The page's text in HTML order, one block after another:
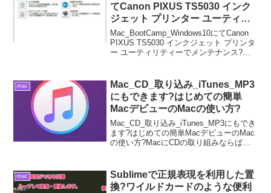
てCanon PIXUS TS5030 インク
ジェット プリンター ユーティリ
ティーでメンテナンス?はじめて
の簡単MacデビューのMacの使い
方?
Mac_BootCamp_Windows10にてCanon
PIXUS TS5030 インクジェット プリンタ
ー ユーティリティーでメンテナンス?は
mac
Mac_CD_取り込み_iTunes_MP3
にもできます?はじめての簡単
MacデビューのMacの使い方?
Mac_CD_取り込み_iTunes_MP3にもでき
ます?はじめての簡単MacデビューのMac
の使い方?MacにCDの取り組みならば、
て、CDの取り込みが、M...
mac
Sublimeで正規表現を利用した置
換?ワイルドカードのような便利